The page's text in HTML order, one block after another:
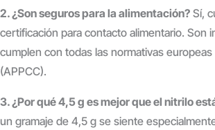
2. ¿Son seguros para la alimentación? Sí,
certificación para contacto alimentario. Son
cumplen con todas las normativas
(APPCC).
3. ¿Por qué 4,5 g es mejor que el nitrilo
un gramaje de 4,5 g se siente